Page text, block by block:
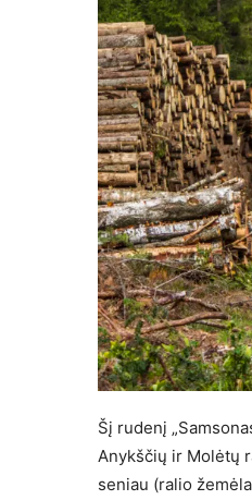
Šį rudenį
Anykščių ir Molėtų
seniau (ralio